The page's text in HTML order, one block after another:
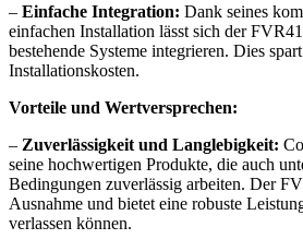
– Einfache Integration: Dank seines
einfachen Installation lässt sich der
bestehende Systeme integrieren. Dies
Installationskosten.
Vorteile und Wertversprechen:
– Zuverlässigkeit und Langlebigkeit:
seine hochwertigen Produkte, die auch
Bedingungen zuverlässig arbeiten. Der
Ausnahme und bietet eine robuste
verlassen können.